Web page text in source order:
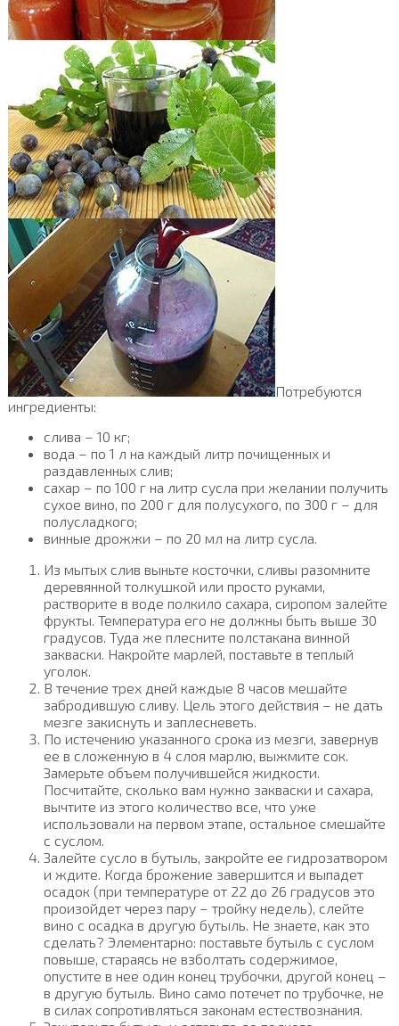
Потребуются
ингредиенты:
слива – 10 кг;
вода – по 1 л на каждый литр почищенных и
раздавленных слив;
сахар – по 100 г на литр сусла при желании получить
сухое вино, по 200 г для полусухого, по 300 г – для
полусладкого;
винные дрожжи – по 20 мл на литр сусла.
Из мытых слив выньте косточки, сливы разомните
деревянной толкушкой или просто руками,
растворите в воде полкило сахара, сиропом залейте
фрукты. Температура его не должны быть выше 30
градусов. Туда же плесните полстакана винной
закваски. Накройте марлей, поставьте в теплый
уголок.
В течение трех дней каждые 8 часов мешайте
забродившую сливу. Цель этого действия – не дать
мезге закиснуть и заплесневеть.
По истечению указанного срока из мезги, завернув
ее в сложенную в 4 слоя марлю, выжмите сок.
Замерьте объем получившейся жидкости.
Посчитайте, сколько вам нужно закваски и сахара,
вычтите из этого количество все, что уже
использовали на первом этапе, остальное смешайте
с суслом.
Залейте сусло в бутыль, закройте ее гидрозатвором
и ждите. Когда брожение завершится и выпадет
осадок (при температуре от 22 до 26 градусов это
произойдет через пару – тройку недель), слейте
вино с осадка в другую бутыль. Не знаете, как это
сделать? Элементарно: поставьте бутыль с суслом
повыше, стараясь не взболтать содержимое,
опустите в нее один конец трубочки, другой конец –
в другую бутыль. Вино само потечет по трубочке, не
в силах сопротивляться законам естествознания.